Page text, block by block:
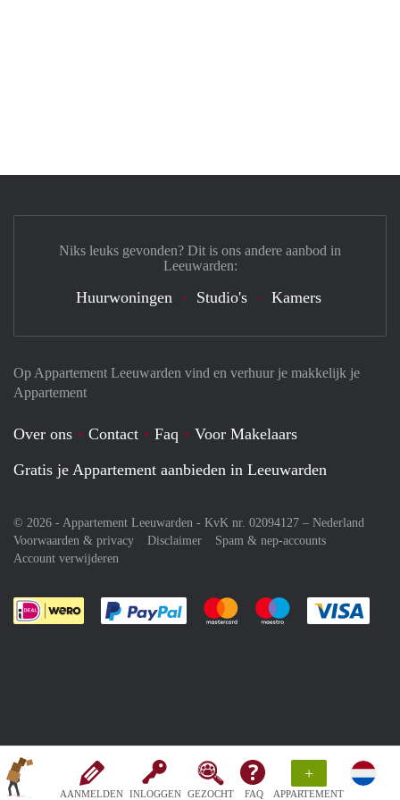
AANMELDEN INLOGGEN GEZOCHT FAQ
+
APPARTEMENT
Op Appartement Leeuwarden vind en verhuur je makkelijk je
Appartement
Over ons Contact Faq
Voor Makelaars
Gratis je Appartement aanbieden in Leeuwarden
© 2026 - Appartement Leeuwarden - KvK nr. 02094127 – Nederland
Voorwaarden & privacy
Disclaimer
Spam & nep-accounts
Account verwijderen
Je rekent gemakkelijk af met Paypal
Je rekent gemakkelijk af met
Je rekent
Niks leuks gevonden? Dit is ons andere aanbod in
Leeuwarden:
Huurwoningen Studio's Kamers